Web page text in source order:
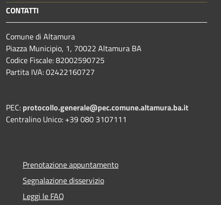
CONTATTI
Comune di Altamura
Piazza Municipio, 1, 70022 Altamura BA
Codice Fiscale: 82002590725
Partita IVA: 02422160727
PEC: protocollo.generale@pec.comune.altamura.ba.it
Centralino Unico: +39 080 3107111
Prenotazione appuntamento
Segnalazione disservizio
Leggi le FAQ